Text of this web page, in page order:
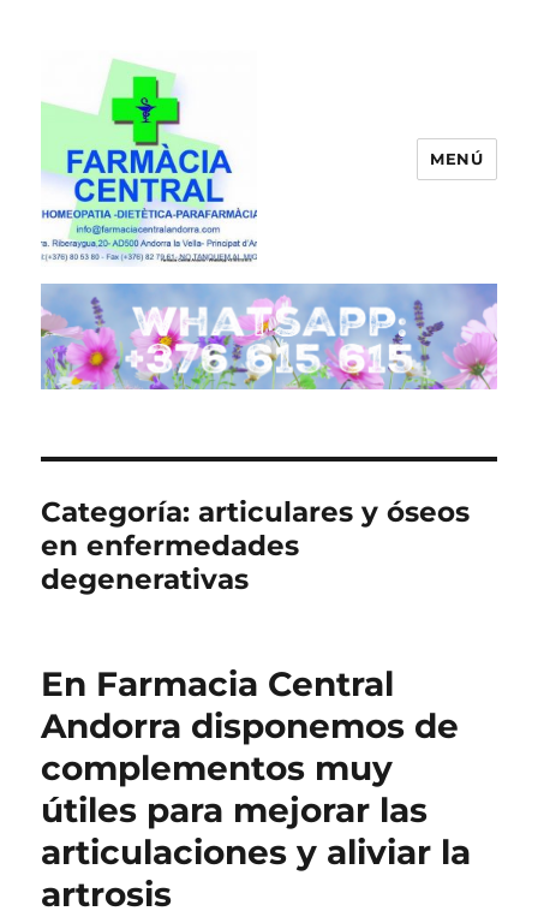
FARMACIA CENTRAL ANDORRA
MENÚ
Categoría:articulares y óseos
en enfermedades
degenerativas
En Farmacia Central
Andorra disponemos de
complementos muy
útiles para mejorar las
articulaciones y aliviar la
artrosis